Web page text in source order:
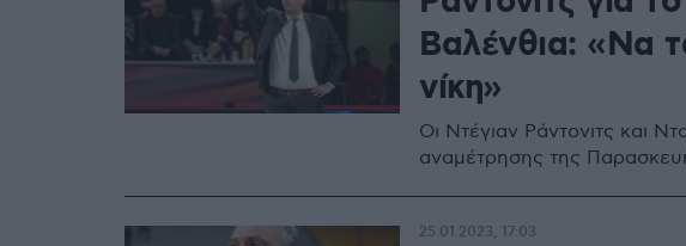
Βαλένθια: «Να
νίκη»
Οι Ντέγιαν Ράντονιτς και
αναμέτρησης της
25.01.2023, 17:03